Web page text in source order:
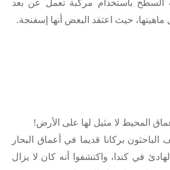
تحت السطح باستخدام مركبة تعمل عن بعد
المحيط لا مثيل لها على الأرض!
اكتشف الباحثون بركانا قديما في أعماق البحار
في كندا، واكتشفوا أنه كان لا يزال